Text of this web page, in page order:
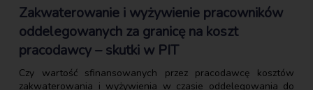
Zakwaterowanie i wyżywienie pracowników
oddelegowanych za granicę na koszt
pracodawcy – skutki w PIT
Czy wartość sfinansowanych przez pracodawcę kosztów
zakwaterowania i wyżywienia w czasie oddelegowania do